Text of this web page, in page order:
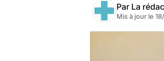
Par La
Mis à jour le